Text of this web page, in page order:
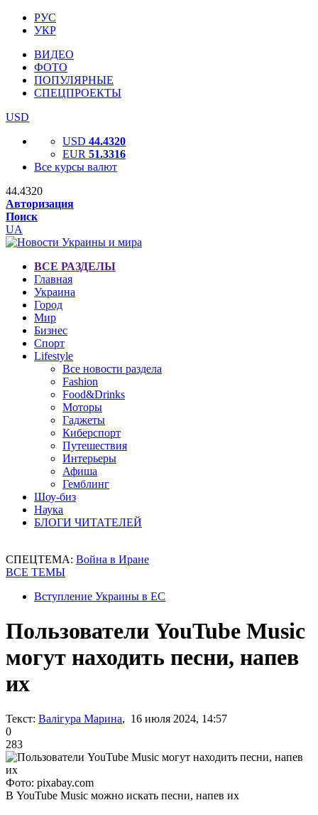
РУС
УКР
ВИДЕО
ФОТО
ПОПУЛЯРНЫЕ
СПЕЦПРОЕКТЫ
USD
USD 44.4320
EUR 51.3316
Все курсы валют
44.4320
Авторизация
Поиск
UA
ВСЕ РАЗДЕЛЫ
Главная
Украина
Город
Мир
Бизнес
Спорт
Lifestyle
Все новости раздела
Fashion
Food&Drinks
Моторы
Гаджеты
Киберспорт
Путешествия
Интерьеры
Афиша
Гемблинг
Шоу-биз
Наука
БЛОГИ ЧИТАТЕЛЕЙ
СПЕЦТЕМА: Война в Иране
ВСЕ ТЕМЫ
Вступление Украины в ЕС
Пользователи YouTube Music
могут находить песни, напев
их
Текст: Валігура Марина, 16 июля 2024, 14:57
0
283
Фото: pixabay.com
В YouTube Music можно искать песни, напев их